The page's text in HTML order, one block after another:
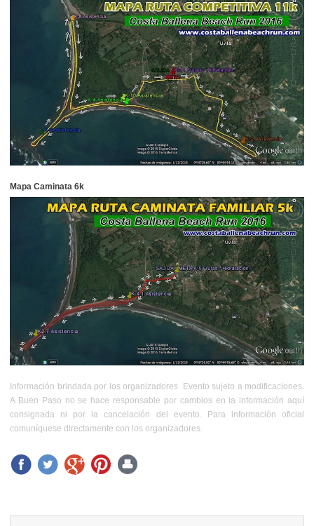
Mapa Caminata 6k
Información brindada por los organizadores. Evento sujeto a modificaciones.
A Buen Paso no se hace responsable por cambios en la información aquí
consignada ni por la cancelación del evento. Para información oficial
comuníquese directamente con los organizadores.